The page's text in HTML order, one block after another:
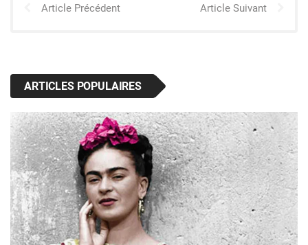
Article Précédent Article Suivant
ARTICLES POPULAIRES